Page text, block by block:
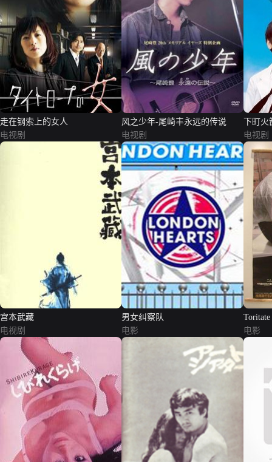
走在钢索上的女人
电视剧
风之少年-尾崎丰永远的传说
电视剧
下町火
电视剧
宫本武藏
电视剧
男女纠察队
电影
电影